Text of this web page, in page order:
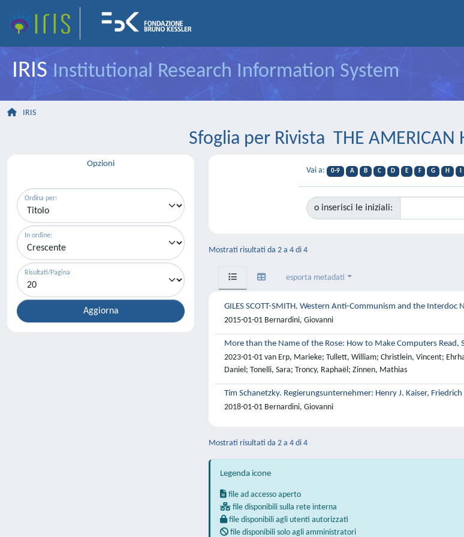
IRISInstitutional Research Information System
IRIS
Sfoglia per Rivista THE AMERICAN
Opzioni
Ordina per:
In ordine:
Risultati/Pagina
Vai a: 0-9 A B C D E F G H
o inserisci le iniziali:
Mostrati risultati da 2 a 4 di 4
esporta metadati
GILES SCOTT-SMITH. Western Anti-Communism and the
2015-01-01 Bernardini, Giovanni
More than the Name of the Rose: How to Make Computers Read,
2023-01-01 van Erp, Marieke; Tullett, William; Christlein, Vincent;
Daniel; Tonelli, Sara; Troncy, Raphaël; Zinnen, Mathias
Tim Schanetzky. Regierungsunternehmer: Henry J. Kaiser,
2018-01-01 Bernardini, Giovanni
Mostrati risultati da 2 a 4 di 4
Legenda icone
file ad accesso aperto
file disponibili sulla rete interna
file disponibili agli utenti autorizzati
file disponibili solo agli amministratori